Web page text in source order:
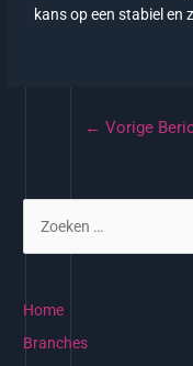
kans op een stabiel en
← Vorige
Home
Branches